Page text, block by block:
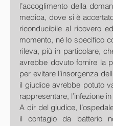
l’accoglimento della
medica, dove si è
riconducibile al ricovero
momento, né lo specifico
rileva, più in particolare,
avrebbe dovuto fornire la
per evitare l’insorgenza
il giudice avrebbe potuto
rappresentare, l’infezione
A dir del giudice,
il contagio da batterio